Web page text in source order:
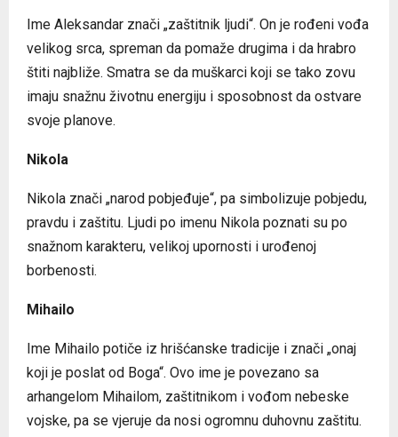
Ime Aleksandar znači „zaštitnik ljudi“. On je rođeni vođa
velikog srca, spreman da pomaže drugima i da hrabro
štiti najbliže. Smatra se da muškarci koji se tako zovu
imaju snažnu životnu energiju i sposobnost da ostvare
svoje planove.
Nikola
Nikola znači „narod pobjeđuje“, pa simbolizuje pobjedu,
pravdu i zaštitu. Ljudi po imenu Nikola poznati su po
snažnom karakteru, velikoj upornosti i urođenoj
borbenosti.
Mihailo
Ime Mihailo potiče iz hrišćanske tradicije i znači „onaj
koji je poslat od Boga“. Ovo ime je povezano sa
arhangelom Mihailom, zaštitnikom i vođom nebeske
vojske, pa se vjeruje da nosi ogromnu duhovnu zaštitu.